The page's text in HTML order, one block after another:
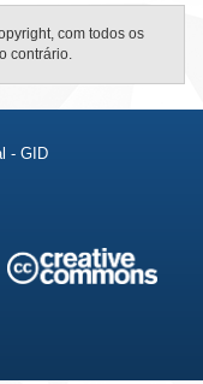
com todos os
contrário.
- GID